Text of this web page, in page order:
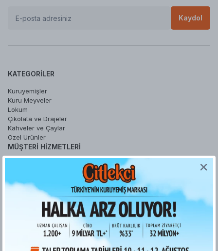
Kaydol
KATEGORILER
Kuruyemişler
Kuru Meyveler
Lokum
Çikolata ve Drajeler
Kahveler ve Çaylar
Özel Ürünler
MÜŞTERI HIZMETLERI
Şifremi Unuttum
Favori Ürünlerim
Sipariş İşlemleri
Gizlilik ve Güvenlik
İade ve Değişim Koşulları